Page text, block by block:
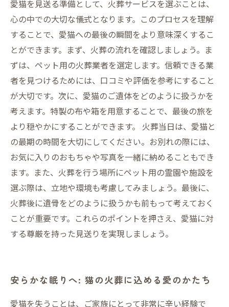
愛猫を見送る準備として、火葬サービスを選ぶことは、
心の中での大切な儀式となります。このプロセスを理解
することで、愛猫への最後の瞬間をより意味深くするこ
とができます。まず、火葬の流れを確認しましょう。ま
ずは、ペット用の火葬業者を選定します。信頼できる業
者を見つけるためには、口コミや評価を参考にすること
が大切です。次に、愛猫のご遺体をどのように扱うかを
考えます。特製の布や箱を用意することで、最後の旅を
より穏やかにすることができます。 火葬当日は、愛猫と
の最期の時間を大切にしてください。お別れの際には、
お気に入りのおもちゃや写真を一緒に納めることもでき
ます。また、火葬を行う場所にペット用の霊園や施設を
選ぶ際は、立地や環境も考慮してみましょう。最後に、
火葬後に遺骨をどのように扱うかも前もって考えておく
ことが重要です。これらのポイントを押さえ、愛猫に対
する尊厳を持った見送りを実現しましょう。
安らかな眠りへ: 猫の火葬に込める愛のかたち
愛猫を失うことは、ご家族にとって非常に辛い経験で